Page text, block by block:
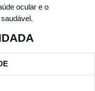
ocular e o